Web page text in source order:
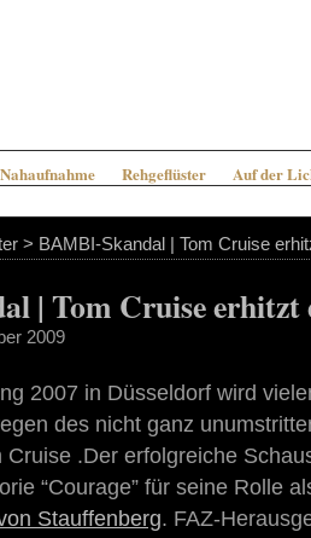
Nahaufnahme Rehgeflüster Auf der
> BAMBI-Skandal | Tom Cruise
| Tom Cruise erhitzt
2009
2007 in Düsseldorf wird
des nicht ganz
Cruise .Der erfolgreiche
“Courage” für seine Rolle
Stauffenberg. FAZ-